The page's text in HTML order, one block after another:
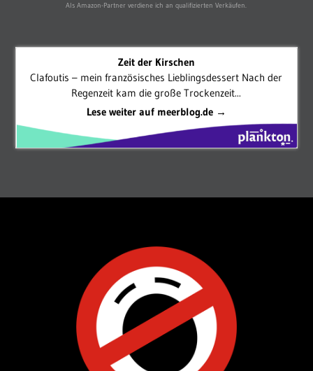
Als Amazon-Partner verdiene ich an qualifizierten Verkäufen.
Zeit der Kirschen
Clafoutis – mein französisches Lieblingsdessert Nach der
Regenzeit kam die große Trockenzeit...
Lese weiter auf meerblog.de →